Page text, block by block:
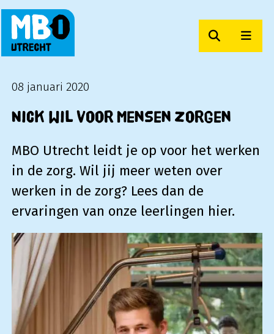
Zoeken
08 januari 2020
Nick wil voor mensen zorgen
MBO Utrecht leidt je op voor het werken
in de zorg. Wil jij meer weten over
werken in de zorg? Lees dan de
ervaringen van onze leerlingen hier.